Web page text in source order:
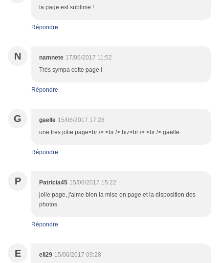
ta page est sublime !
Répondre
N namnete 17/06/2017 11:52
Très sympa cette page !
Répondre
G gaelle 15/06/2017 17:28
une tres jolie page<br /> <br /> biz<br /> <br /> gaelle
Répondre
P Patricia45 15/06/2017 15:22
jolie page, j'aime bien la mise en page et la disposition des
photos
Répondre
E eli29 15/06/2017 09:28